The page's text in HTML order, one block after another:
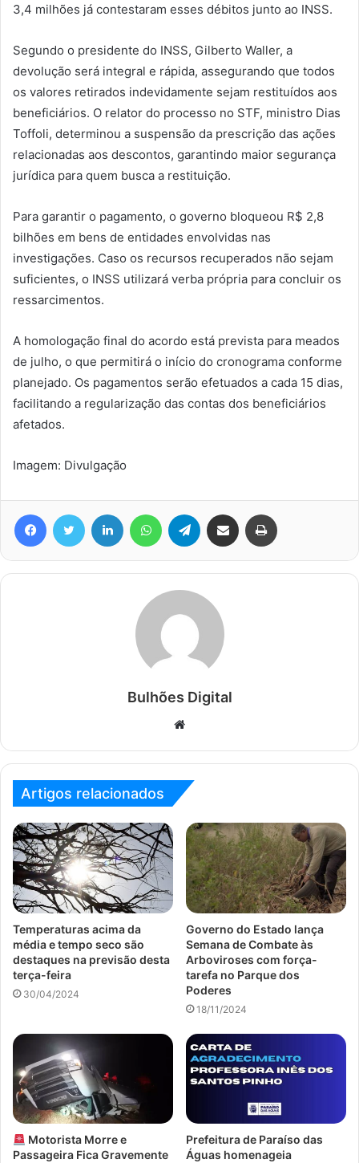
3,4 milhões já contestaram esses débitos junto ao INSS.
Segundo o presidente do INSS, Gilberto Waller, a
devolução será integral e rápida, assegurando que todos
os valores retirados indevidamente sejam restituídos aos
beneficiários. O relator do processo no STF, ministro Dias
Toffoli, determinou a suspensão da prescrição das ações
relacionadas aos descontos, garantindo maior segurança
jurídica para quem busca a restituição.
Para garantir o pagamento, o governo bloqueou R$ 2,8
bilhões em bens de entidades envolvidas nas
investigações. Caso os recursos recuperados não sejam
suficientes, o INSS utilizará verba própria para concluir os
ressarcimentos.
A homologação final do acordo está prevista para meados
de julho, o que permitirá o início do cronograma conforme
planejado. Os pagamentos serão efetuados a cada 15 dias,
facilitando a regularização das contas dos beneficiários
afetados.
Imagem: Divulgação
FacebookTwitter Linkedin WhatsAppTelegram Compartilhar via e-mail
Bulhões Digital
Website
Artigos relacionados
Temperaturas acima da
média e tempo seco são
destaques na previsão desta
terça-feira
30/04/2024
Governo do Estado lança
Semana de Combate às
Arboviroses com força-
tarefa no Parque dos
Poderes
18/11/2024
Motorista Morre e
Passageira Fica Gravemente
Prefeitura de Paraíso das
Águas homenageia